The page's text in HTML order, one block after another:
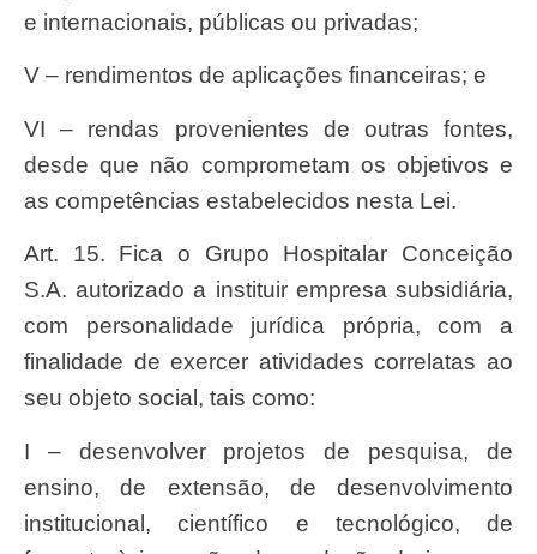
e internacionais, públicas ou privadas;
V – rendimentos de aplicações financeiras; e
VI – rendas provenientes de outras fontes,
desde que não comprometam os objetivos e
as competências estabelecidos nesta Lei.
Art. 15. Fica o Grupo Hospitalar Conceição
S.A. autorizado a instituir empresa subsidiária,
com personalidade jurídica própria, com a
finalidade de exercer atividades correlatas ao
seu objeto social, tais como:
I – desenvolver projetos de pesquisa, de
ensino, de extensão, de desenvolvimento
institucional, científico e tecnológico, de